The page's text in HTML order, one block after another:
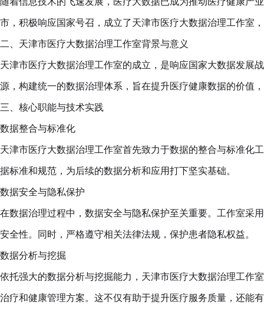
市，积极响应国家号召，成立了天津市医疗大数据治理工作室
二、天津市医疗大数据治理工作室背景与意义
天津市医疗大数据治理工作室的成立，是响应国家大数据发展
源，构建统一的数据治理体系，旨在提升医疗健康数据的价值
三、核心职能与技术实践
数据整合与标准化
天津市医疗大数据治理工作室首先致力于数据的整合与标准化
据标准和规范，为后续的数据分析和应用打下坚实基础。
数据安全与隐私保护
在数据治理过程中，数据安全与隐私保护至关重要。工作室采
安全性。同时，严格遵守相关法律法规，保护患者隐私权益。
数据分析与挖掘
依托强大的数据分析与挖掘能力，天津市医疗大数据治理工作
治疗和健康管理方案。这不仅有助于提升医疗服务质量，还能